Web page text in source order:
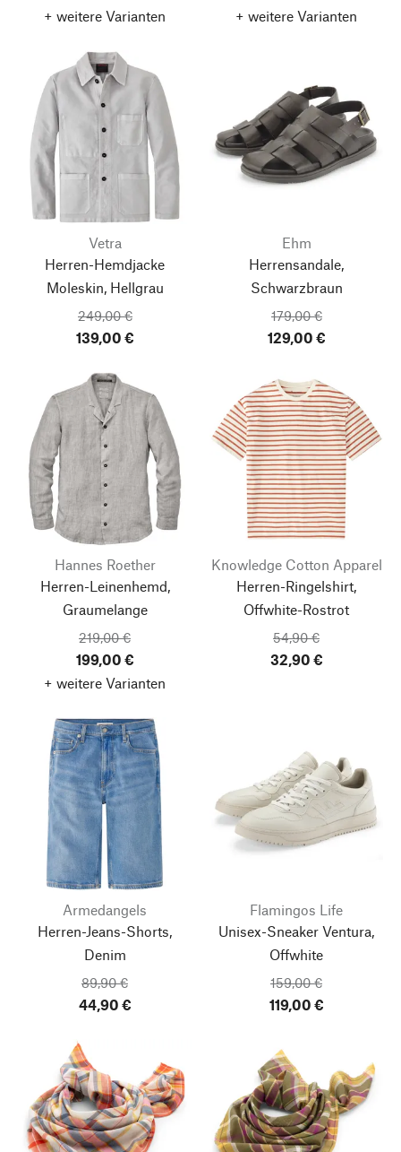
+ weitere Varianten
+ weitere Varianten
Vetra
Herren-Hemdjacke
Moleskin, Hellgrau
249,00 €
139,00 €
Ehm
Herrensandale,
Schwarzbraun
179,00 €
129,00 €
Hannes Roether
Herren-Leinenhemd,
Graumelange
219,00 €
199,00 €
+ weitere Varianten
Knowledge Cotton Apparel
Herren-Ringelshirt,
Offwhite-Rostrot
54,90 €
32,90 €
Armedangels
Herren-Jeans-Shorts,
Denim
89,90 €
44,90 €
Flamingos Life
Unisex-Sneaker Ventura,
Offwhite
159,00 €
119,00 €